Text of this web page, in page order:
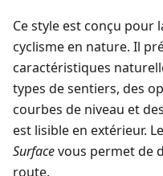
Ce style est conçu pour
cyclisme en nature. Il
caractéristiques
types de sentiers, des
courbes de niveau et
est lisible en extérieur.
Surfacevous permet de
route.